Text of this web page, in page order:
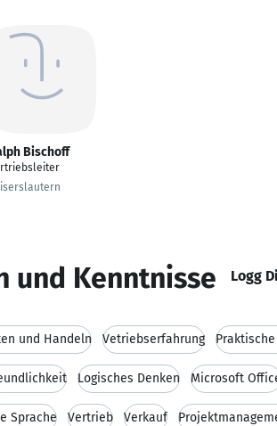
Bischoff
und Kenntnisse Logg
und Handeln Vetriebserfahrung
Logisches Denken Microsoft
Sprache Vertrieb Verkauf